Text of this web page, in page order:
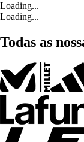
Loading...
Loading...
Todas as